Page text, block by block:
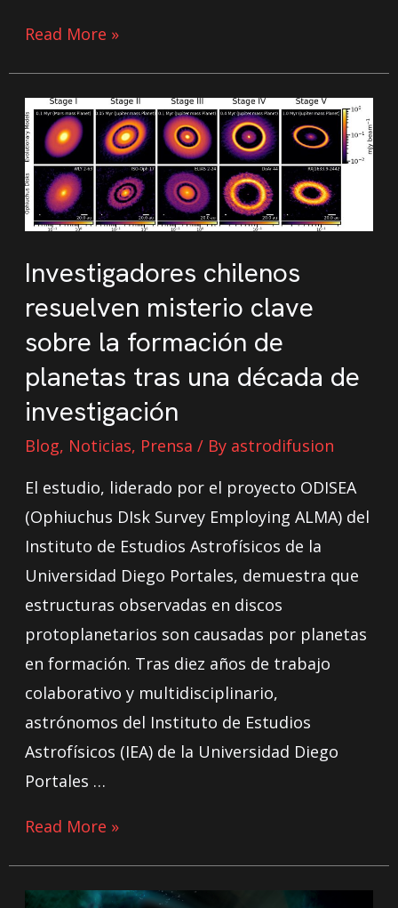
Read More »
Investigadores chilenos
resuelven misterio clave
sobre la formación de
planetas tras una década de
investigación
Blog, Noticias, Prensa / By astrodifusion
El estudio, liderado por el proyecto ODISEA
(Ophiuchus DIsk Survey Employing ALMA) del
Instituto de Estudios Astrofísicos de la
Universidad Diego Portales, demuestra que
estructuras observadas en discos
protoplanetarios son causadas por planetas
en formación. Tras diez años de trabajo
colaborativo y multidisciplinario,
astrónomos del Instituto de Estudios
Astrofísicos (IEA) de la Universidad Diego
Portales …
Read More »